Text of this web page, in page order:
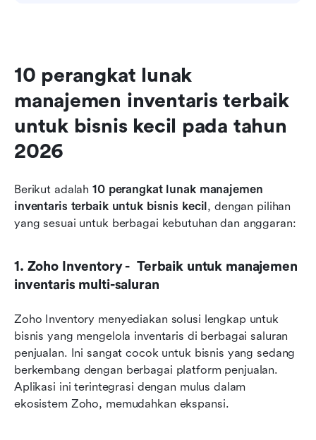
10 perangkat lunak
manajemen inventaris terbaik
untuk bisnis kecil pada tahun
2026
Berikut adalah 10 perangkat lunak manajemen
inventaris terbaik untuk bisnis kecil, dengan pilihan
yang sesuai untuk berbagai kebutuhan dan anggaran:
1. Zoho Inventory -  Terbaik untuk manajemen
inventaris multi-saluran
Zoho Inventory menyediakan solusi lengkap untuk
bisnis yang mengelola inventaris di berbagai saluran
penjualan. Ini sangat cocok untuk bisnis yang sedang
berkembang dengan berbagai platform penjualan.
Aplikasi ini terintegrasi dengan mulus dalam
ekosistem Zoho, memudahkan ekspansi.